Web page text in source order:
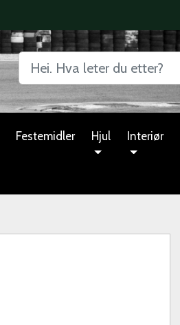
Festemidler Hjul Interiør